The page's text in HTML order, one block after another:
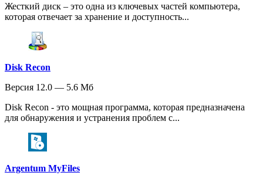
Жесткий диск – это одна из ключевых частей компьютера,
которая отвечает за хранение и доступность...
Disk Recon
Версия 12.0 — 5.6 Мб
Disk Recon - это мощная программа, которая предназначена
для обнаружения и устранения проблем с...
Argentum MyFiles